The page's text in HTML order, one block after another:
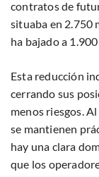
contratos de
situaba en 2.750
ha bajado a
Esta reducción
cerrando sus
menos riesgos.
se mantienen
hay una clara
que los